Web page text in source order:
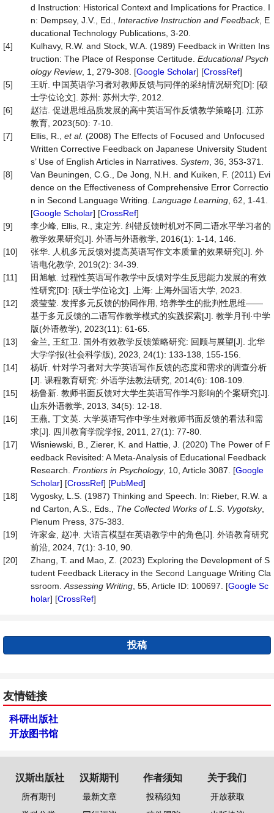
d Instruction: Historical Context and Implications for Practice. I
n: Dempsey, J.V., Ed., Interactive Instruction and Feedback, E
ducational Technology Publications, 3-20.
[4]
Kulhavy, R.W. and Stock, W.A. (1989) Feedback in Written Ins
truction: The Place of Response Certitude. Educational Psych
ology Review, 1, 279-308. [Google Scholar] [CrossRef]
[5]
王昕. 中国英语学习者对教师反馈与同伴的采纳情况研究[D]: [硕
士学位论文]. 苏州: 苏州大学, 2012.
[6]
赵洁. 促进思维品质发展的高中英语写作反馈教学策略[J]. 江苏
教育, 2023(50): 7-10.
[7]
Ellis, R., et al. (2008) The Effects of Focused and Unfocused
Written Corrective Feedback on Japanese University Student
s’ Use of English Articles in Narratives. System , 36, 353-371.
[8]
Van Beuningen, C.G., De Jong, N.H. and Kuiken, F. (2011) Evi
dence on the Effectiveness of Comprehensive Error Correctio
n in Second Language Writing. Language Learning , 62, 1-41.
[Google Scholar] [CrossRef]
[9]
李少峰, Ellis, R., 束定芳. 纠错反馈时机对不同二语水平学习者的
教学效果研究[J]. 外语与外语教学, 2016(1): 1-14, 146.
[10]
张华. 人机多元反馈对提高英语写作文本质量的效果研究[J]. 外
语电化教学, 2019(2): 34-39.
[11]
田旭敏. 过程性英语写作教学中反馈对学生反思能力发展的有效
性研究[D]: [硕士学位论文]. 上海: 上海外国语大学, 2023.
[12]
裘莹莹. 发挥多元反馈的协同作用, 培养学生的批判性思维——
基于多元反馈的二语写作教学模式的实践探索[J]. 教学月刊·中学
版(外语教学), 2023(11): 61-65.
[13]
金兰, 王红卫. 国外有效教学反馈策略研究: 回顾与展望[J]. 北华
大学学报(社会科学版), 2023, 24(1): 133-138, 155-156.
[14]
杨昕. 针对学习者对大学英语写作反馈的态度和需求的调查分析
[J]. 课程教育研究: 外语学法教法研究, 2014(6): 108-109.
[15]
杨鲁新. 教师书面反馈对大学生英语写作学习影响的个案研究[J].
山东外语教学, 2013, 34(5): 12-18.
[16]
王燕, 丁文英. 大学英语写作中学生对教师书面反馈的看法和需
求[J]. 四川教育学院学报, 2011, 27(1): 77-80.
[17]
Wisniewski, B., Zierer, K. and Hattie, J. (2020) The Power of F
eedback Revisited: A Meta-Analysis of Educational Feedback
Research. Frontiers in Psychology, 10, Article 3087. [Google
Scholar] [CrossRef] [PubMed]
[18]
Vygosky, L.S. (1987) Thinking and Speech. In: Rieber, R.W. a
nd Carton, A.S., Eds., The Collected Works of L S Vygotsky,
Plenum Press, 375-383.
[19]
许家金, 赵冲. 大语言模型在英语教学中的角色[J]. 外语教育研究
前沿, 2024, 7(1): 3-10, 90.
[20]
Zhang, T. and Mao, Z. (2023) Exploring the Development of S
tudent Feedback Literacy in the Second Language Writing Cla
ssroom. Assessing Writing , 55, Article ID: 100697. [Google Sc
holar] [CrossRef]
投稿
友情链接
科研出版社
开放图书馆
汉斯出版社
所有期刊
汉斯期刊
最新文章
作者须知
投稿须知
关于我们
开放获取